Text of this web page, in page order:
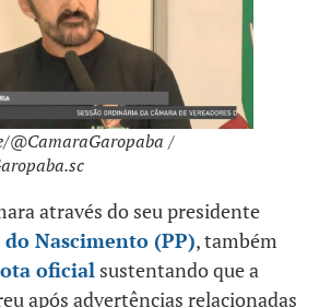
@CamaraGaropaba /
através do seu presidente
Nascimento (PP), também
oficial sustentando que a
após advertências relacionadas